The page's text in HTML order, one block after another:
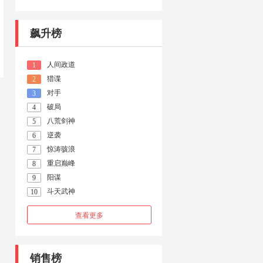
飙升榜
1 人间政道
2 猎谍
3 对手
4 破局
5 八荒剑神
6 逆袭
7 惊涛骇浪
8 重启巅峰
9 阳谋
10 斗天武神
查看更多
销售榜